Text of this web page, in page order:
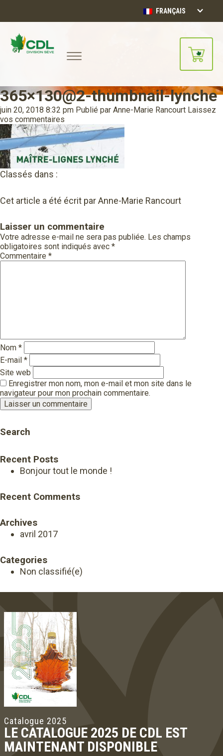
FRANÇAIS
Notre site d'achats en ligne sera
bientôt disponible!!
Merci de votre compréhension.
CONTINUER
365×130@2-thumbnail-lynche
juin 20, 2018 8:32 pm Publié par Anne-Marie Rancourt Laissez
vos commentaires
Classés dans :
Cet article a été écrit par Anne-Marie Rancourt
Laisser un commentaire
Votre adresse e-mail ne sera pas publiée. Les champs
obligatoires sont indiqués avec *
Commentaire *
Nom *
E-mail *
Site web
Enregistrer mon nom, mon e-mail et mon site dans le
navigateur pour mon prochain commentaire.
Search
Recent Posts
Bonjour tout le monde !
Recent Comments
Archives
avril 2017
Categories
Non classifié(e)
Catalogue 2025
LE CATALOGUE 2025 DE CDL EST
MAINTENANT DISPONIBLE